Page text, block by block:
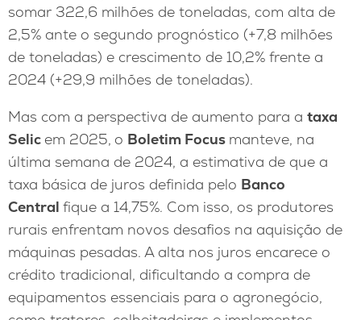
somar 322,6 milhões de toneladas, com alta de
2,5% ante o segundo prognóstico (+7,8 milhões
de toneladas) e crescimento de 10,2% frente a
2024 (+29,9 milhões de toneladas).
Mas com a perspectiva de aumento para a taxa
Selicem 2025, o Boletim Focus manteve, na
última semana de 2024, a estimativa de que a
taxa básica de juros definida pelo Banco
Central fique a 14,75%. Com isso, os produtores
rurais enfrentam novos desafios na aquisição de
máquinas pesadas. A alta nos juros encarece o
crédito tradicional, dificultando a compra de
equipamentos essenciais para o agronegócio,